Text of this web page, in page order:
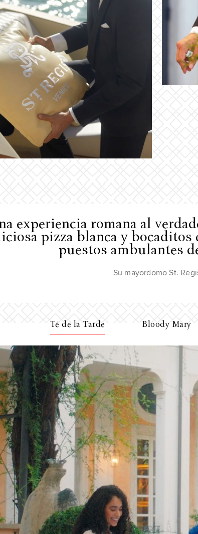
experiencia romana al
pizza blanca y bocaditos
puestos ambulantes
Su mayordomo St.
Té de la Tarde Bloody Mary